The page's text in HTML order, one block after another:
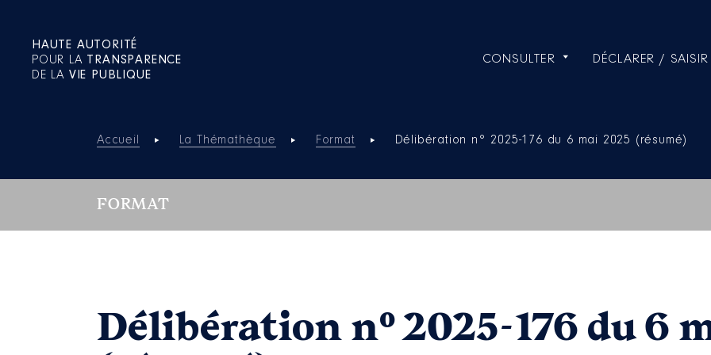
HAUTE AUTORITÉ
POUR LA TRANSPARENCE
DE LA VIE PUBLIQUE
CONSULTER DÉCLARER / SAISIR
Accueil La Thémathèque Format Délibération n° 2025-176 du 6 mai 2025 (résumé)
FORMAT
Délibération n° 2025-176 du 6